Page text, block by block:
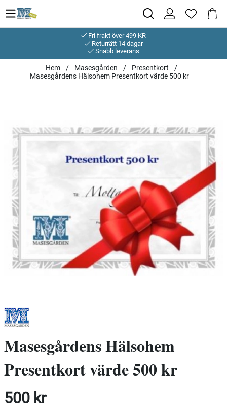
Fri frakt över 499 KR
Returrätt 14 dagar
Snabb leverans
Hem Masesgården
Presentkort
Masesgårdens Hälsohem Presentkort värde 500 kr
Masesgårdens Hälsohem
Presentkort värde 500 kr
500 kr